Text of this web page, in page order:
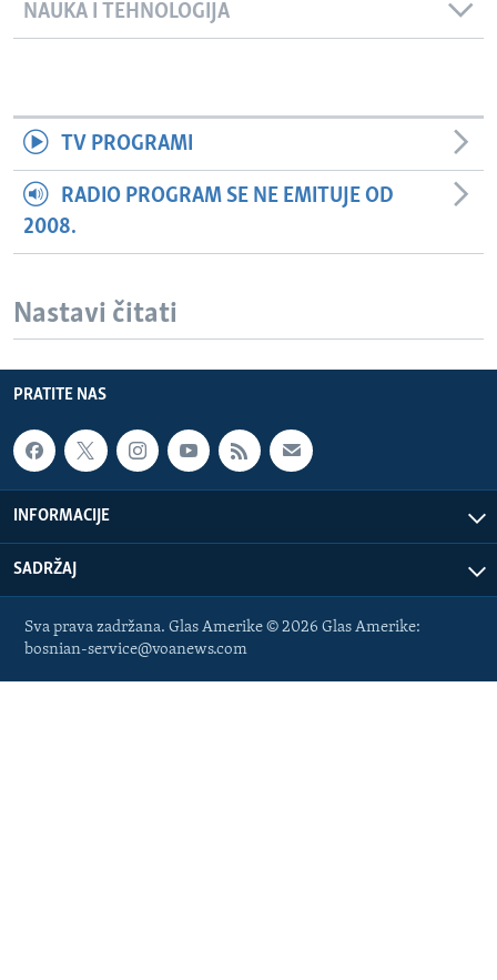
NAUKA I TEHNOLOGIJA
TV PROGRAMI
RADIO PROGRAM SE NE EMITUJE OD
2008.
Nastavi čitati
PRATITE NAS
INFORMACIJE
SADRŽAJ
Sva prava zadržana. Glas Amerike © 2026 Glas Amerike:
bosnian-service@voanews.com